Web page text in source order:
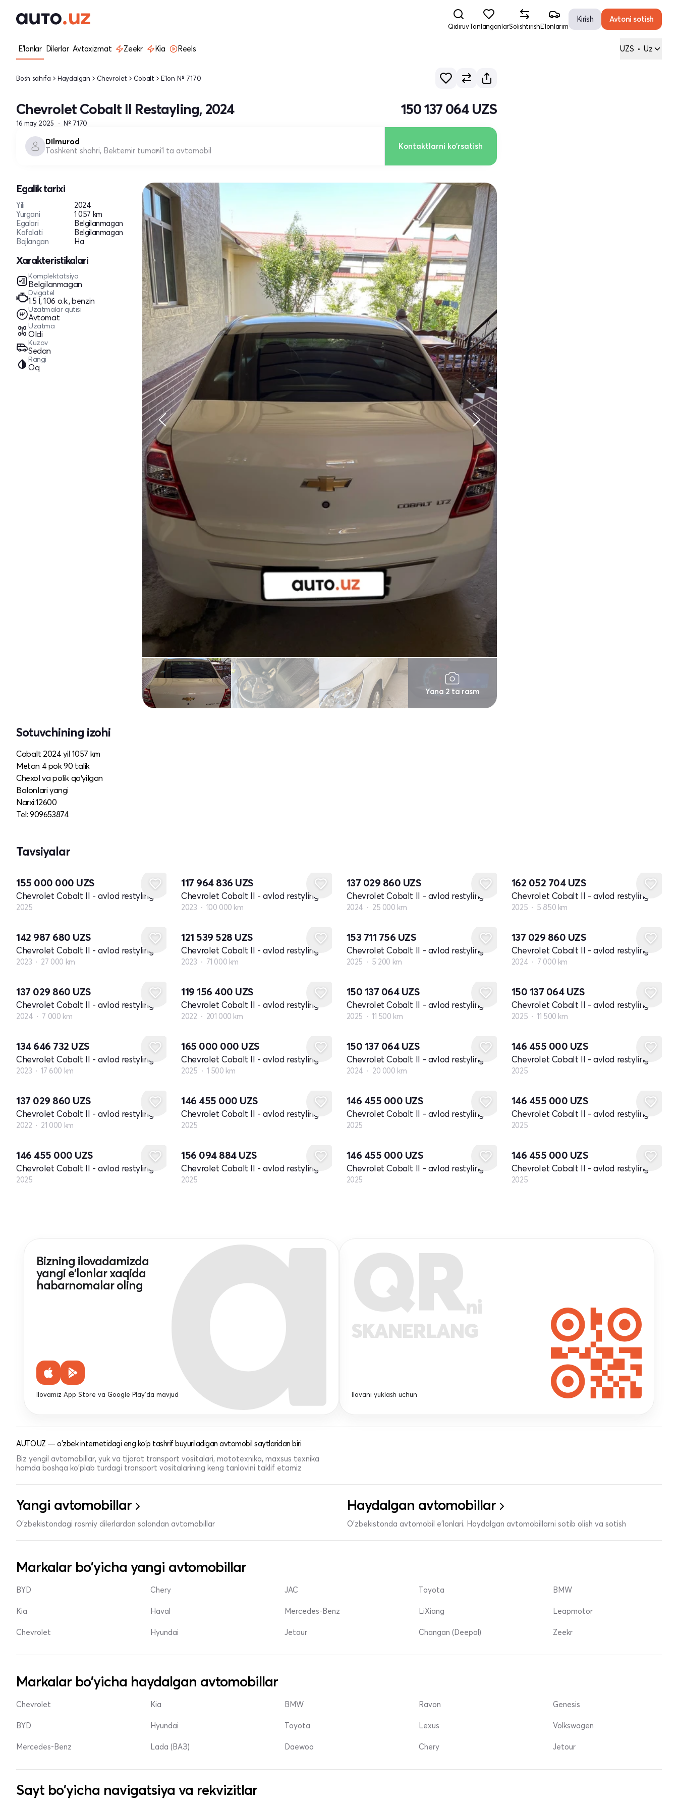
QidiruvTanlanganlarSolishtirishE'lonlarim
Kirish Avtoni sotish
E'lonlar Dilerlar Avtoxizmat Zeekr Kia Reels UZS • Uz
Bosh sahifa Haydalgan Chevrolet Cobalt E'lon № 7170
Chevrolet Cobalt II Restayling, 2024
16 may 2025 № 7170
150 137 064 UZS
Dilmurod
Toshkent shahri, Bektemir tumani1 ta avtomobil Kontaktlarni ko'rsatish
Egalik tarixi
Yili
2024
Yurgani
1 057 km
Egalari
Belgilanmagan
Kafolati
Belgilanmagan
Bojlangan
Ha
Xarakteristikalari
Komplektatsiya
Belgilanmagan
Dvigatel
1.5 l, 106 o.k., benzin
Uzatmalar qutisi
Avtomat
Uzatma
Oldi
Kuzov
Sedan
Rangi
Oq
Yana 2 ta rasm
Sotuvchining izohi
Cobalt 2024 yil 1057 km
Metan 4 pok 90 talik
Chexol va polik qoʻyilgan
Balonlari yangi
Narxi:12600
Tel: 909653874
Tavsiyalar
155 000 000 UZS
Chevrolet Cobalt II - avlod restyling
2025
117 964 836 UZS
Chevrolet Cobalt II - avlod restyling
2023 100 000 km
137 029 860 UZS
Chevrolet Cobalt II - avlod restyling
2024 25 000 km
162 052 704 UZS
Chevrolet Cobalt II - avlod restyling
2025 5 850 km
142 987 680 UZS
Chevrolet Cobalt II - avlod restyling
2023 27 000 km
121 539 528 UZS
Chevrolet Cobalt II - avlod restyling
2023 71 000 km
153 711 756 UZS
Chevrolet Cobalt II - avlod restyling
2025 5 200 km
137 029 860 UZS
Chevrolet Cobalt II - avlod restyling
2024 7 000 km
137 029 860 UZS
Chevrolet Cobalt II - avlod restyling
2024 7 000 km
119 156 400 UZS
Chevrolet Cobalt II - avlod restyling
2022 201 000 km
150 137 064 UZS
Chevrolet Cobalt II - avlod restyling
2025 11 500 km
150 137 064 UZS
Chevrolet Cobalt II - avlod restyling
2025 11 500 km
134 646 732 UZS
Chevrolet Cobalt II - avlod restyling
2023 17 600 km
165 000 000 UZS
Chevrolet Cobalt II - avlod restyling
2025 1 500 km
150 137 064 UZS
Chevrolet Cobalt II - avlod restyling
2024 20 000 km
146 455 000 UZS
Chevrolet Cobalt II - avlod restyling
2025
137 029 860 UZS
Chevrolet Cobalt II - avlod restyling
2022 21 000 km
146 455 000 UZS
Chevrolet Cobalt II - avlod restyling
2025
146 455 000 UZS
Chevrolet Cobalt II - avlod restyling
2025
146 455 000 UZS
Chevrolet Cobalt II - avlod restyling
2025
146 455 000 UZS
Chevrolet Cobalt II - avlod restyling
2025
156 094 884 UZS
Chevrolet Cobalt II - avlod restyling
2025
146 455 000 UZS
Chevrolet Cobalt II - avlod restyling
2025
146 455 000 UZS
Chevrolet Cobalt II - avlod restyling
2025
Bizning ilovadamizda
yangi e'lonlar xaqida
habarnomalar oling
Ilovamiz App Store va Google Play'da mavjud
QRni
SKANERLANG
Ilovani yuklash uchun
AUTO.UZ — o'zbek internetidagi eng ko'p tashrif buyuriladigan avtomobil saytlaridan biri
Biz yengil avtomobillar, yuk va tijorat transport vositalari, mototexnika, maxsus texnika
hamda boshqa ko'plab turdagi transport vositalarining keng tanlovini taklif etamiz
Yangi avtomobillar
O'zbekistondagi rasmiy dilerlardan salondan avtomobillar
Haydalgan avtomobillar
O'zbekistonda avtomobil e’lonlari. Haydalgan avtomobillarni sotib olish va sotish
Markalar bo'yicha yangi avtomobillar
BYD
Kia
Chevrolet
Chery
Haval
Hyundai
JAC
Mercedes-Benz
Jetour
Toyota
LiXiang
Changan (Deepal)
BMW
Leapmotor
Zeekr
Markalar bo'yicha haydalgan avtomobillar
Chevrolet
BYD
Mercedes-Benz
Kia
Hyundai
Lada (ВАЗ)
BMW
Toyota
Daewoo
Ravon
Lexus
Chery
Genesis
Volkswagen
Jetour
Sayt bo'yicha navigatsiya va rekvizitlar